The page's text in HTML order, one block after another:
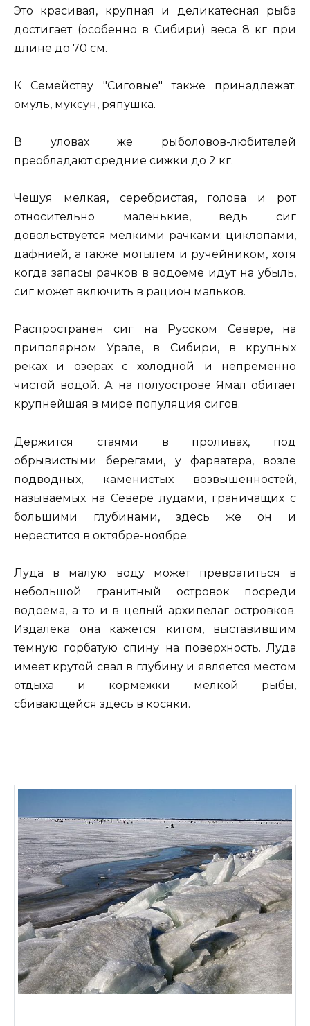
Это красивая, крупная и деликатесная рыба
достигает (особенно в Сибири) веса 8 кг при
длине до 70 см.
К Семейству "Сиговые" также принадлежат:
омуль, муксун, ряпушка.
В уловах же рыболовов-любителей
преобладают средние сижки до 2 кг.
Чешуя мелкая, серебристая, голова и рот
относительно маленькие, ведь сиг
довольствуется мелкими рачками: циклопами,
дафнией, а также мотылем и ручейником, хотя
когда запасы рачков в водоеме идут на убыль,
сиг может включить в рацион мальков.
Распространен сиг на Русском Севере, на
приполярном Урале, в Сибири, в крупных
реках и озерах с холодной и непременно
чистой водой. А на полуострове Ямал обитает
крупнейшая в мире популяция сигов.
Держится стаями в проливах, под
обрывистыми берегами, у фарватера, возле
подводных, каменистых возвышенностей,
называемых на Севере лудами, граничащих с
большими глубинами, здесь же он и
нерестится в октябре-ноябре.
Луда в малую воду может превратиться в
небольшой гранитный островок посреди
водоема, а то и в целый архипелаг островков.
Издалека она кажется китом, выставившим
темную горбатую спину на поверхность. Луда
имеет крутой свал в глубину и является местом
отдыха и кормежки мелкой рыбы,
сбивающейся здесь в косяки.